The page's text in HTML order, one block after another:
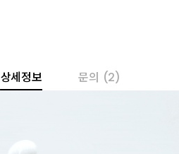
상세정보 문의 (2)